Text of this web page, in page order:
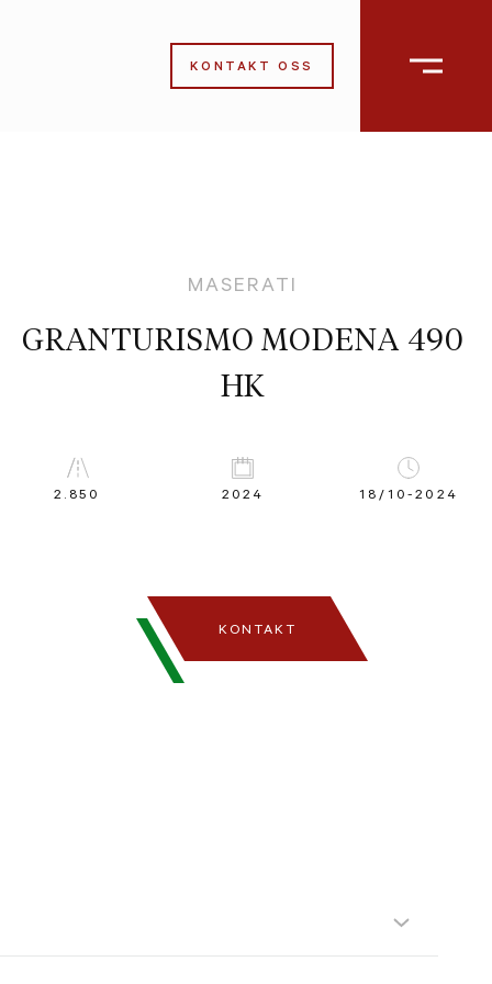
KONTAKT OSS
MASERATI
GRANTURISMO MODENA 490
HK
2.850 2024 18/10-2024
KONTAKT